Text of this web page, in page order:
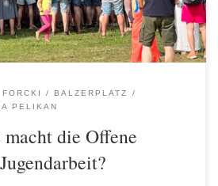
vielen interessanten […]
BALZERPLATZ
PELIKAN
die Offene